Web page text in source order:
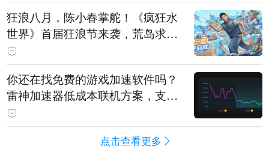
狂浪八月，陈小春掌舵！《疯狂水
世界》首届狂浪节来袭，荒岛求生
直播即将开启
你还在找免费的游戏加速软件吗？
雷神加速器低成本联机方案，支持
免费试用
点击查看更多